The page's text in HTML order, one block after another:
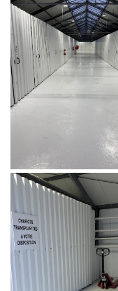
En cochant cette case,
l'adresse email indiqué ci-
utilisantle formulaire de